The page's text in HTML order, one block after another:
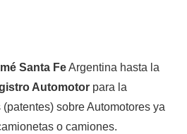
Santa FeArgentina hasta la
Automotor para la
sobre Automotores ya
o camiones.